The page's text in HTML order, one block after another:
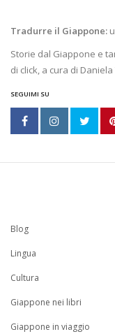
Tradurre il Giappone:
Storie dal Giappone e
di click, a cura di
SEGUIMI SU
Blog
Lingua
Cultura
Giappone nei libri
Giappone in viaggio